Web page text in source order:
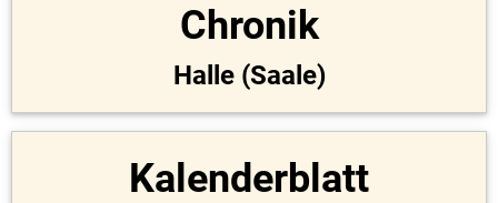
Chronik
Halle (Saale)
Kalenderblatt